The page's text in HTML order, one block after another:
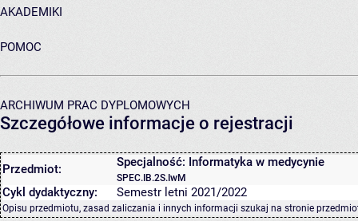
AKADEMIKI
POMOC
ARCHIWUM PRAC DYPLOMOWYCH
Szczegółowe informacje o rejestracji
Przedmiot: Specjalność: Informatyka w medycynie
SPEC.IB.2S.IwM
Cykl dydaktyczny: Semestr letni 2021/2022
Opisu przedmiotu, zasad zaliczania i innych informacji szukaj na stronie